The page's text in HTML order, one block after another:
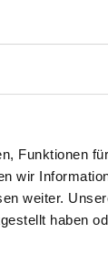
Funktionen
wir
weiter.
haben